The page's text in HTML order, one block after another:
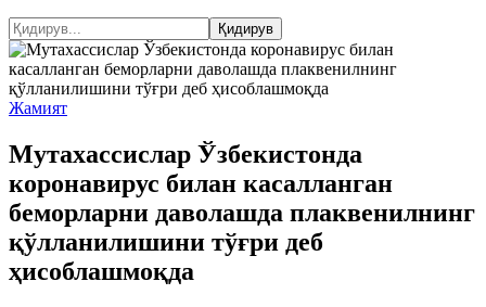
Жамият
Мутахассислар Ўзбекистонда
коронавирус билан касалланган
беморларни даволашда плаквенилнинг
қўлланилишини тўғри деб
ҳисоблашмоқда